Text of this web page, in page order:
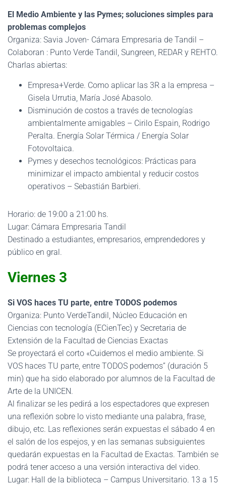
El Medio Ambiente y las Pymes; soluciones simples para
problemas complejos
Organiza: Savia Joven- Cámara Empresaria de Tandil –
Colaboran : Punto Verde Tandil, Sungreen, REDAR y REHTO.
Charlas abiertas:
Empresa+Verde. Como aplicar las 3R a la empresa –
Gisela Urrutia, María José Abasolo.
Disminución de costos a través de tecnologías
ambientalmente amigables – Cirilo Espain, Rodrigo
Peralta. Energía Solar Térmica / Energía Solar
Fotovoltaica.
Pymes y desechos tecnológicos: Prácticas para
minimizar el impacto ambiental y reducir costos
operativos – Sebastián Barbieri.
Horario: de 19:00 a 21:00 hs.
Lugar: Cámara Empresaria Tandil
Destinado a estudiantes, empresarios, emprendedores y
público en gral.
Viernes 3
Si VOS haces TU parte, entre TODOS podemos
Organiza: Punto VerdeTandil, Núcleo Educación en
Ciencias con tecnología (ECienTec) y Secretaria de
Extensión de la Facultad de Ciencias Exactas
Se proyectará el corto «Cuidemos el medio ambiente. Si
VOS haces TU parte, entre TODOS podemos” (duración 5
min) que ha sido elaborado por alumnos de la Facultad de
Arte de la UNICEN.
Al finalizar se les pedirá a los espectadores que expresen
una reflexión sobre lo visto mediante una palabra, frase,
dibujo, etc. Las reflexiones serán expuestas el sábado 4 en
el salón de los espejos, y en las semanas subsiguientes
quedarán expuestas en la Facultad de Exactas. También se
podrá tener acceso a una versión interactiva del video.
Lugar: Hall de la biblioteca – Campus Universitario. 13 a 15